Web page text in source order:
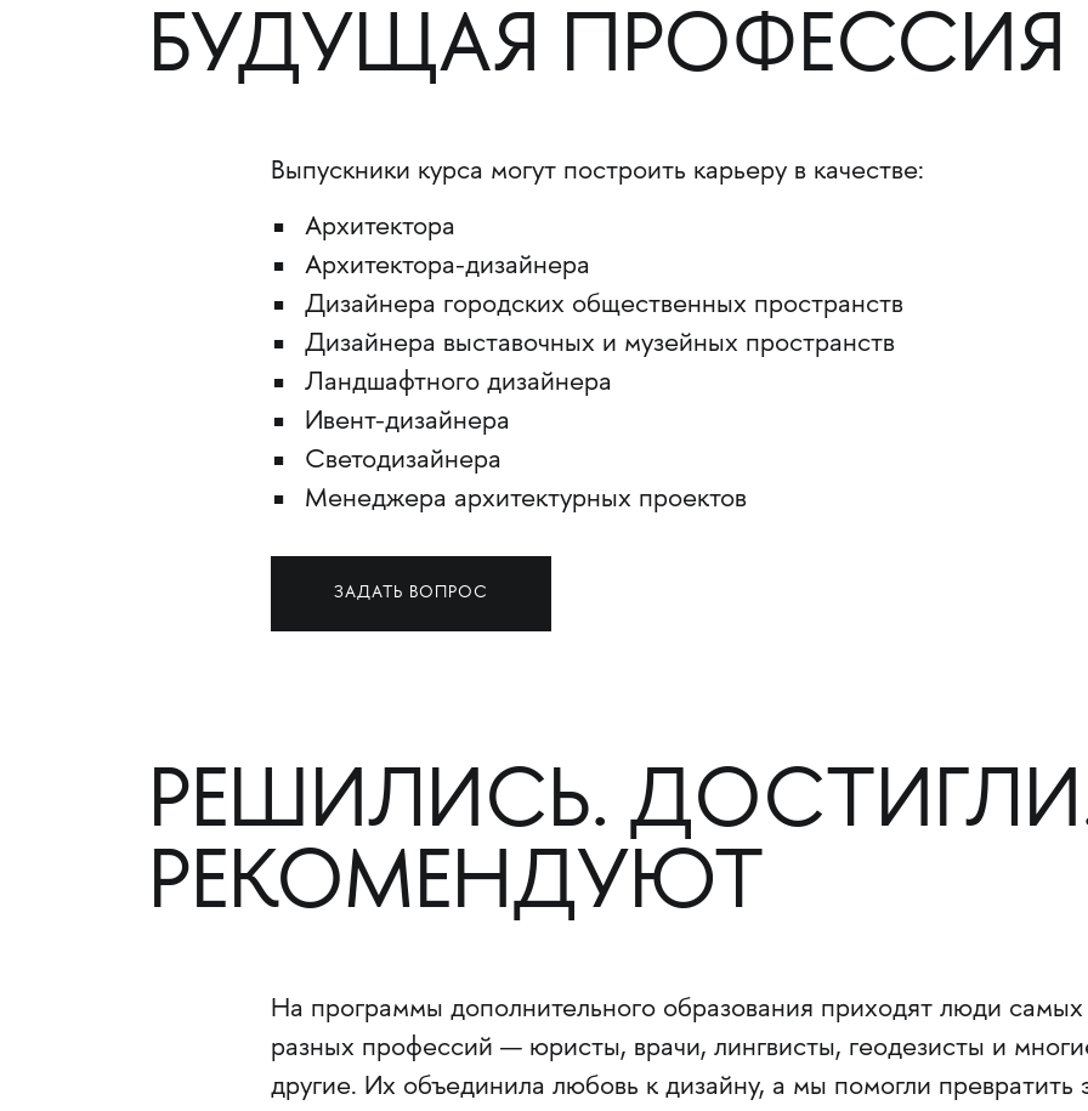
БУДУЩАЯ ПРОФЕССИЯ
Выпускники курса могут построить карьеру в качестве:
Архитектора
Архитектора-дизайнера
Дизайнера городских общественных пространств
Дизайнера выставочных и музейных пространств
Ландшафтного дизайнера
Ивент-дизайнера
Светодизайнера
Менеджера архитектурных проектов
ЗАДАТЬ ВОПРОС
РЕШИЛИСЬ.
РЕКОМЕНДУЮТ
На программы дополнительного образования приходят люди самых
разных профессий — юристы, врачи, лингвисты, геодезисты и
другие. Их объединила любовь к дизайну, а мы помогли превратить